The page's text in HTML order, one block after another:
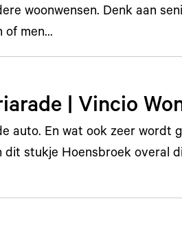
woonwensen. Denk aan
of men…
| Vincio
auto. En wat ook zeer wordt
dit stukje Hoensbroek overal